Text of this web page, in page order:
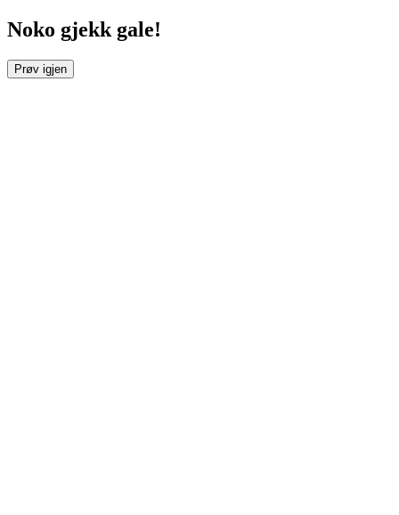
Noko gjekk gale!
Prøv igjen